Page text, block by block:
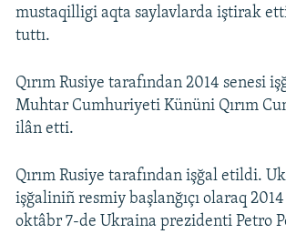
mustaqilligi aqta saylavlarda iştirak
tuttı.
Qırım Rusiye tarafından 2014 senesi
Muhtar Cumhuriyeti Kününi Qırım
ilân etti.
Qırım Rusiye tarafından işğal etildi.
işğaliniñ resmiy başlanğıçı olaraq
oktâbr 7-de Ukraina prezidenti Petro